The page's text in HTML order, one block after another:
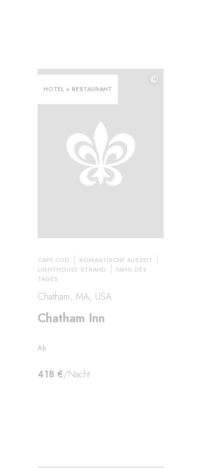
HOTEL + RESTAURANT
©
CAPE COD
ROMANTISCHE AUSZEIT
LIGHTHOUSE-STRAND
FANG DES
TAGES
Chatham, MA, USA
Chatham Inn
Ab
418 €/Nacht